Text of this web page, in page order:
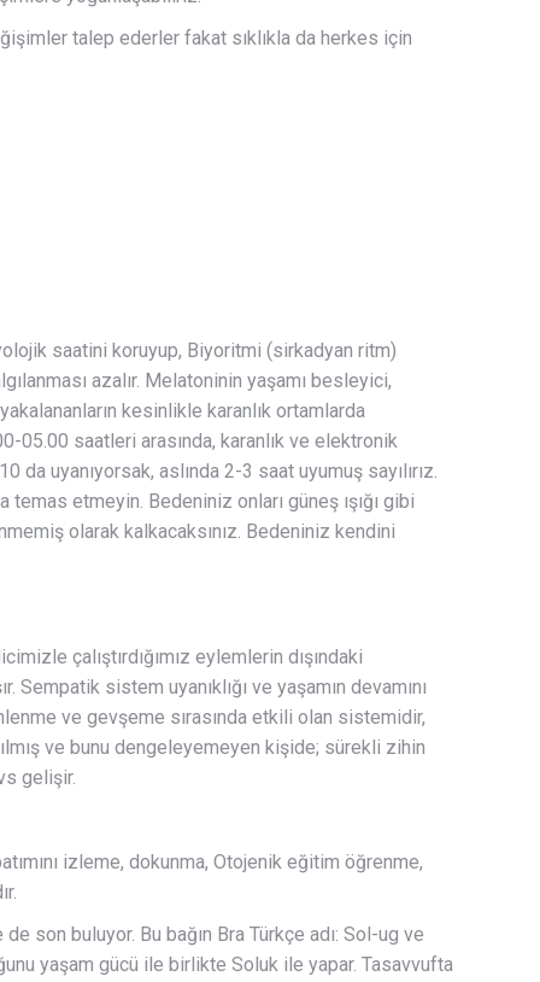
talep ederler fakat sıklıkla da herkes için
saatini koruyup, Biyoritmi (sirkadyan ritm)
azalır. Melatoninin yaşamı besleyici,
kesinlikle karanlık ortamlarda
05.00 saatleri arasında, karanlık ve elektronik
uyanıyorsak, aslında 2-3 saat uyumuş sayılırız.
etmeyin. Bedeniniz onları güneş ışığı gibi
olarak kalkacaksınız. Bedeniniz kendini
çalıştırdığımız eylemlerin dışındaki
sistem uyanıklığı ve yaşamın devamını
ve gevşeme sırasında etkili olan sistemidir,
ve bunu dengeleyemeyen kişide; sürekli zihin
gelişir.
izleme, dokunma, Otojenik eğitim öğrenme,
son buluyor. Bu bağın Bra Türkçe adı: Sol-ug ve
yaşam gücü ile birlikte Soluk ile yapar. Tasavvufta